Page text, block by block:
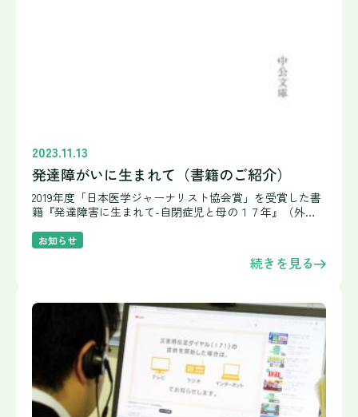
2023.11.13
発達障がいに生まれて（書籍のご紹介）
2019年度「日本医学ジャーナリスト協会賞」を受賞した書
籍『発達障害に生まれて-自閉症児と母の１７年』（外部
閉症児と母の１７年 私たちが事業所見学でご家族とはじめ
お知らせ
続きを見る